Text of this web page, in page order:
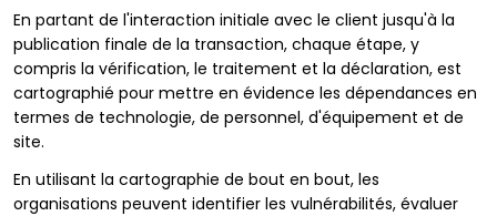
En partant de l'interaction initiale avec le client jusqu'à la
publication finale de la transaction, chaque étape, y
compris la vérification, le traitement et la déclaration, est
cartographié pour mettre en évidence les dépendances en
termes de technologie, de personnel, d'équipement et de
site.
En utilisant la cartographie de bout en bout, les
organisations peuvent identifier les vulnérabilités, évaluer